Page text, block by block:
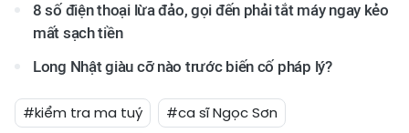
8 số điện thoại lừa đảo, gọi đến phải tắt máy ngay kẻo
mất sạch tiền
Long Nhật giàu cỡ nào trước biến cố pháp lý?
#kiểm tra ma tuý
#ca sĩ Ngọc Sơn